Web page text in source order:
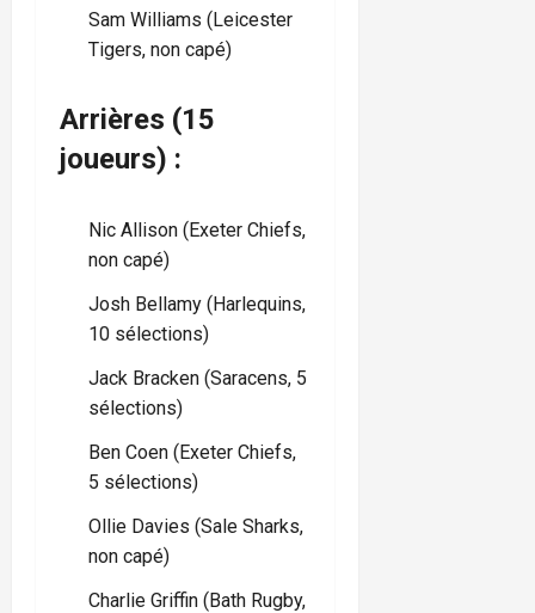
Sam Williams (Leicester
Tigers, non capé)
Arrières (15
joueurs) :
Nic Allison (Exeter Chiefs,
non capé)
Josh Bellamy (Harlequins,
10 sélections)
Jack Bracken (Saracens, 5
sélections)
Ben Coen (Exeter Chiefs,
5 sélections)
Ollie Davies (Sale Sharks,
non capé)
Charlie Griffin (Bath Rugby,